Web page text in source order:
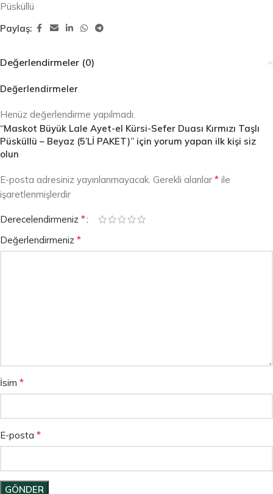
Püsküllü
Paylaş:
Değerlendirmeler (0)
Değerlendirmeler
Henüz değerlendirme yapılmadı.
“Maskot Büyük Lale Ayet-el Kürsi-Sefer Duası Kırmızı Taşlı
Püsküllü – Beyaz (5’Lİ PAKET)” için yorum yapan ilk kişi siz
olun
E-posta adresiniz yayınlanmayacak. Gerekli alanlar * ile
işaretlenmişlerdir
Derecelendirmeniz *
Değerlendirmeniz *
İsim *
E-posta *